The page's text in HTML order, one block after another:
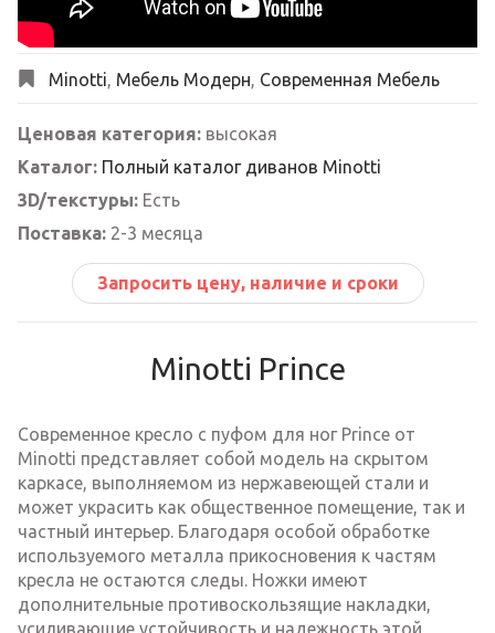
Minotti, Мебель Модерн, Современная Мебель
Ценовая категория: высокая
Каталог: Полный каталог диванов Minotti
3D/текстуры: Есть
Поставка: 2-3 месяца
Запросить цену, наличие и сроки
Minotti Prince
Современное кресло с пуфом для ног Prince от
Minotti представляет собой модель на скрытом
каркасе, выполняемом из нержавеющей стали и
может украсить как общественное помещение, так и
частный интерьер. Благодаря особой обработке
используемого металла прикосновения к частям
кресла не остаются следы. Ножки имеют
дополнительные противоскользящие накладки,
усиливающие устойчивость и надежность этой